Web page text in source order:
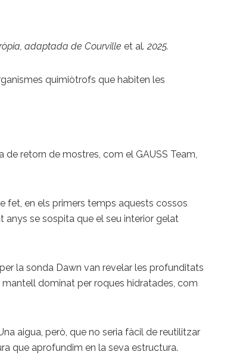
adaptada de Courvilleet al. 2025.
quimiòtrofs que habiten les
retorn de mostres, com el GAUSS Team,
fet, en els primers temps aquests cossos
anys se sospita que el seu interior gelat
la sonda Dawn van revelar les profunditats
dominat per roques hidratades, com
aigua, però, que no seria fàcil de reutilitzar
que aprofundim en la seva estructura.